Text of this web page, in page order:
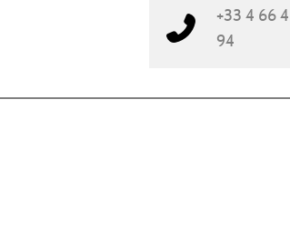
+33 4 66
94